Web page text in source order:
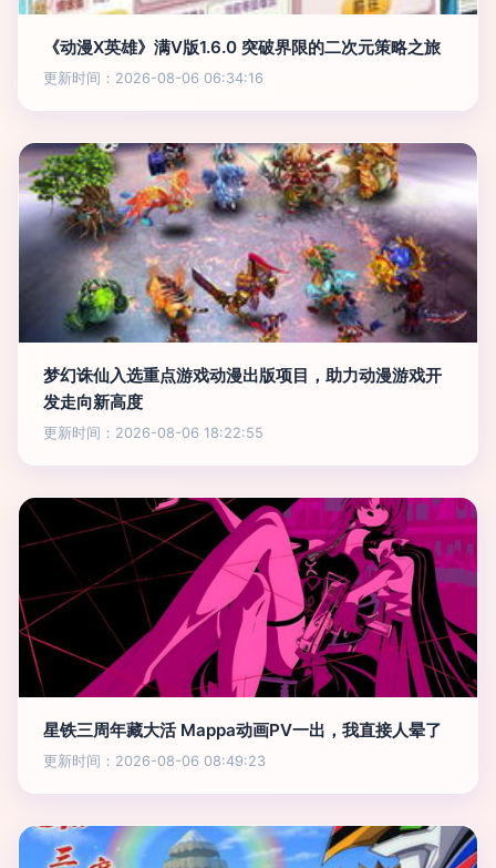
《动漫X英雄》满V版1.6.0 突破界限的二次元策略之旅
更新时间：2026-08-06 06:34:16
梦幻诛仙入选重点游戏动漫出版项目，助力动漫游戏开
发走向新高度
更新时间：2026-08-06 18:22:55
星铁三周年藏大活 Mappa动画PV一出，我直接人晕了
更新时间：2026-08-06 08:49:23